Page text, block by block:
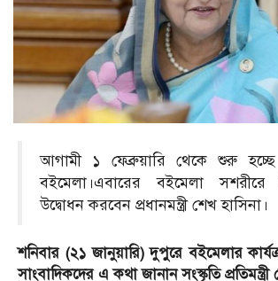
আগামী ১ ফেব্রুয়ারি থেকে শুরু
বইমেলা।এবারের বইমেলা সশরীরে
উদ্বোধন করবেন প্রধানমন্ত্রী শেখ হাসিনা।
শনিবার (২১ জানুয়ারি) দুপুরে বইমেলার
সাংবাদিকদের এ কথা জানান সংস্কৃতি